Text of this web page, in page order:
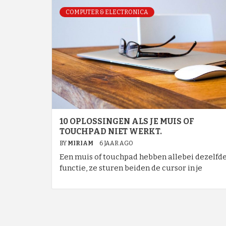
COMPUTER & ELECTRONICA
10 OPLOSSINGEN ALS JE MUIS OF
TOUCHPAD NIET WERKT.
BY MIRIAM 6 JAAR AGO
Een muis of touchpad hebben allebei
functie, ze sturen beiden de cursor in je